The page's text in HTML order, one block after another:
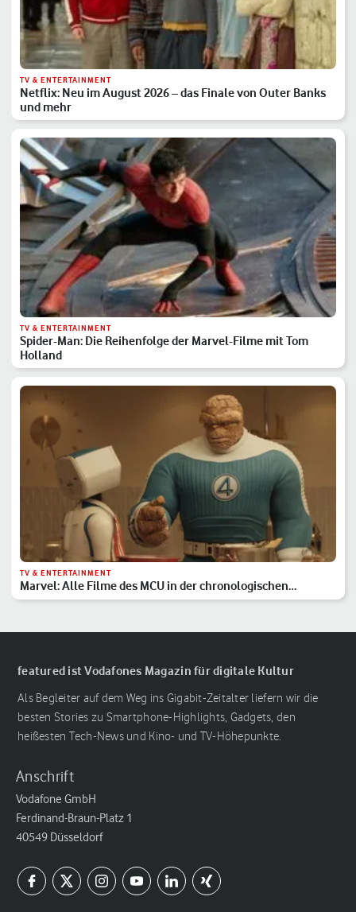
TV & ENTERTAINMENT
Netflix: Neu im August 2026 – das Finale von Outer Banks
und mehr
TV & ENTERTAINMENT
Spider-Man: Die Reihenfolge der Marvel-Filme mit Tom
Holland
TV & ENTERTAINMENT
Marvel: Alle Filme des MCU in der chronologischen
Reihenfolge
featured ist Vodafones Magazin für digitale Kultur
Als Begleiter auf dem Weg ins Gigabit-Zeitalter liefern wir die
besten Stories zu Smartphone-Highlights, Gadgets, den
heißesten Tech-News und Kino- und TV-Höhepunkte.
Anschrift
Vodafone GmbH
Ferdinand-Braun-Platz 1
40549 Düsseldorf